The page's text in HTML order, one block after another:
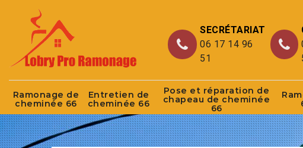
SECRÉTARIAT
06 17 14 96
51
Ramonage de
cheminée 66
Entretien de
cheminée 66
Pose et réparation de
chapeau de cheminée
66